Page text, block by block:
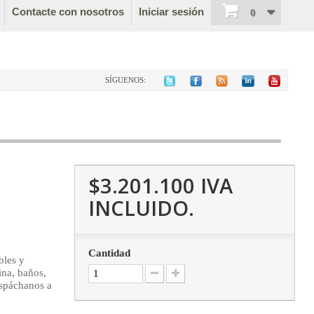
0
Iniciar sesión
Contacte con nosotros
SÍGUENOS:
y
baños,
a
$3.201.100 IVA
INCLUIDO.
Cantidad